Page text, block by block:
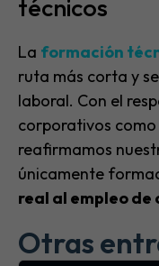
técnicos
La formación
ruta más corta y
laboral. Con el
corporativos como
reafirmamos
únicamente
real al empleode
Otras